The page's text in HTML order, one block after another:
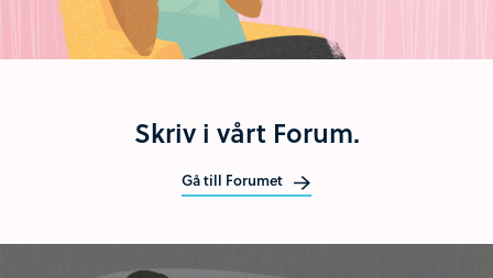
Skriv i vårt Forum.
Gå till Forumet